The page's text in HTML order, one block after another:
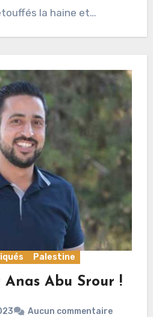
la haine et…
Palestine
Abu Srour !
Aucun commentaire